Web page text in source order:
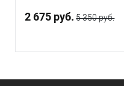
2 675 руб. 5 350 руб.
В корзину